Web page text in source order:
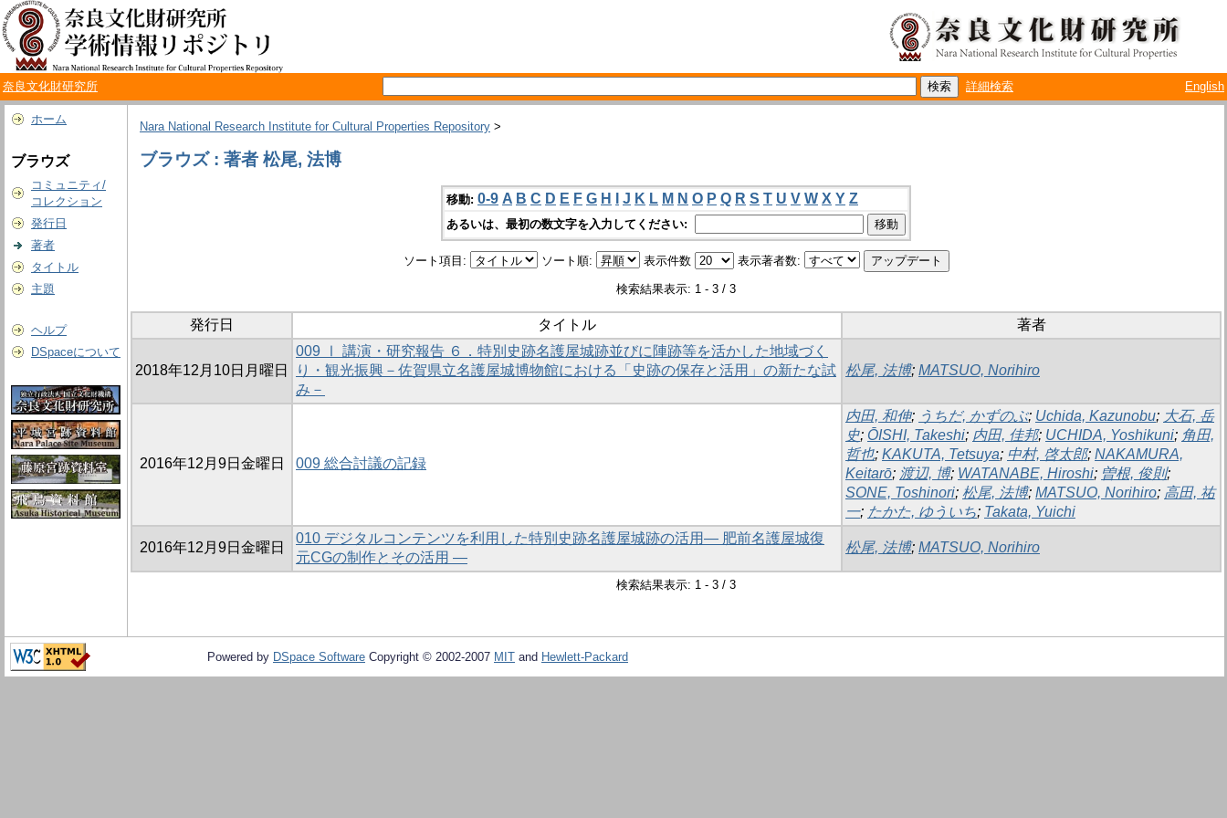
奈良文化財研究所 詳細検索 English
ホーム
ブラウズ
コミュニティ/
コレクション
発行日
著者
タイトル
主題
ヘルプ
DSpaceについて
Nara National Research Institute for Cultural Properties Repository >
ブラウズ : 著者 松尾, 法博
移動: 0-9 A B C D E F G H J K L M N O P Q R S T U V W X Y Z
あるいは、最初の数文字を入力してください:
ソート項目: ソート順: 表示件数 表示著者数:
検索結果表示: 1 - 3 / 3
発行日 タイトル 著者
2018年12月10日月曜日
009 Ⅰ 講演・研究報告 ６．特別史跡名護屋城跡並びに陣跡等を活かした地域づく
り・観光振興－佐賀県立名護屋城博物館における「史跡の保存と活用」の新たな試
み－
松尾, 法博; MATSUO, Norihiro
2016年12月9日金曜日 009 総合討議の記録
内田, 和伸; うちだ, かずのぶ; Uchida, Kazunobu; 大石, 岳
史; ŌISHI, Takeshi; 内田, 佳邦; UCHIDA, Yoshikuni; 角田,
哲也; KAKUTA, Tetsuya; 中村, 啓太郎; NAKAMURA,
Keitarō; 渡辺, 博; WATANABE, Hiroshi; 曽根, 俊則;
SONE, Toshinori; 松尾, 法博; MATSUO, Norihiro; 高田, 祐
一; たかた, ゆういち; Takata, Yuichi
2016年12月9日金曜日
010 デジタルコンテンツを利用した特別史跡名護屋城跡の活用― 肥前名護屋城復
元CGの制作とその活用 ―
松尾, 法博; MATSUO, Norihiro
検索結果表示: 1 - 3 / 3
Powered by DSpace Software Copyright © 2002-2007 MIT and Hewlett-Packard